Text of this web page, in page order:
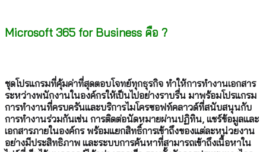
Microsoft 365 for Business คือ ?
ชุดโปรแกรมที่คุ้มค่าที่สุดตอบโจทย์ทุกธุรกิจ ทำให้การทำงานเอกสาร
ระหว่างพนักงานในองค์กรให้เป็นไปอย่างราบรื่น มาพร้อมโปรแกรม
การทำงานที่ครบครันและบริการไมโครซอฟท์คลาวด์ที่สนับสนุนกับ
การทำงานร่วมกันเช่น การติดต่อนัดหมายผ่านปฏิทิน, แชร์ข้อมูลและ
เอกสารภายในองค์กร พร้อมแยกสิทธิ์การเข้าถึงของแต่ละหน่วยงาน
อย่างมีประสิทธิภาพ และระบบการค้นหาที่สามารถเข้าถึงเนื้อหาใน